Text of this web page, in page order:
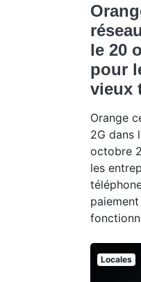
le 20
pour
vieux
Orange
2G dans
octobre
les
Locales